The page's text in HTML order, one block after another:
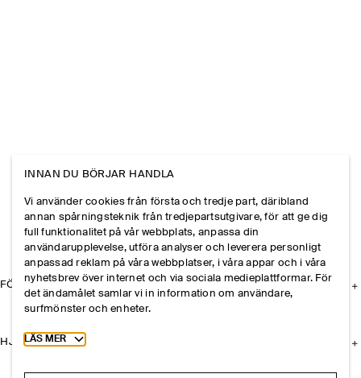
FÖRETAGET
HJÄLP
INNAN DU BÖRJAR HANDLA
Vi använder cookies från första och tredje part, däribland
annan spårningsteknik från tredjepartsutgivare, för att ge dig
full funktionalitet på vår webbplats, anpassa din
användarupplevelse, utföra analyser och leverera personligt
anpassad reklam på våra webbplatser, i våra appar och i våra
nyhetsbrev över internet och via sociala medieplattformar. För
det ändamålet samlar vi in information om användare,
surfmönster och enheter.
Toggle more cookie information
LÄS MER